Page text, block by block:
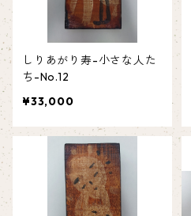
しりあがり寿-小さな人た
ち-No.12
¥33,000